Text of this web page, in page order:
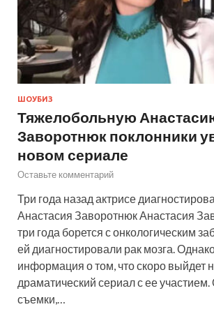
ШОУБИЗ
Тяжелобольную
Заворотнюк поклонники
новом сериале
Оставьте комментарий
Три года назад актрисе
Анастасия Заворотнюк Анастасия
три года борется с онкологическим
ей диагностировали рак мозга.
информация о том, что скоро выйдет
драматический сериал с ее участием.
съемки,…